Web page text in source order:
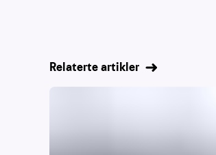
Relaterte artikler